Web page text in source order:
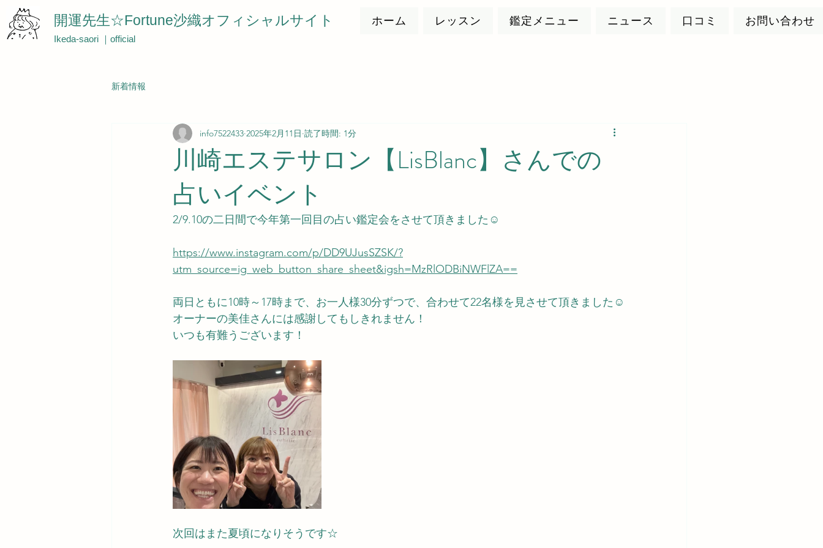
開運先生☆Fortune沙織オフィシャルサイト
Ikeda-saori ｜official
ホーム レッスン 鑑定メニュー ニュース 口コミ お問い合わせ
新着情報
川崎エステサロン【LisBlanc】さんでの
占いイベント
info7522433 2025年2月11日 読了時間: 1分
2/9.10の二日間で今年第一回目の占い鑑定会をさせて頂きました☺
https://www.instagram.com/p/DD9UJusSZSK/?
utm_source=ig_web_button_share_sheet&igsh=MzRlODBiNWFlZA==
両日ともに10時～17時まで、お一人様30分ずつで、合わせて22名様を見させて頂きました☺
オーナーの美佳さんには感謝してもしきれません！
いつも有難うございます！
次回はまた夏頃になりそうです☆